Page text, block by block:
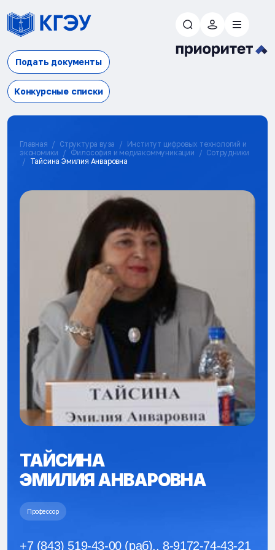
Подать документы
Конкурсные списки
Главная Структура вуза
Институт цифровых технологий и
экономики
Философия и медиакоммуникации
Сотрудники
Тайсина Эмилия Анваровна
ТАЙСИНА
ЭМИЛИЯ АНВАРОВНА
Профессор
+7 (843) 519-43-00 (раб)., 8-9172-74-43-21